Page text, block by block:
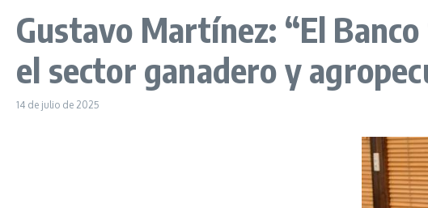
Gustavo Martínez: “El
el sector ganadero y
14 de julio de 2025